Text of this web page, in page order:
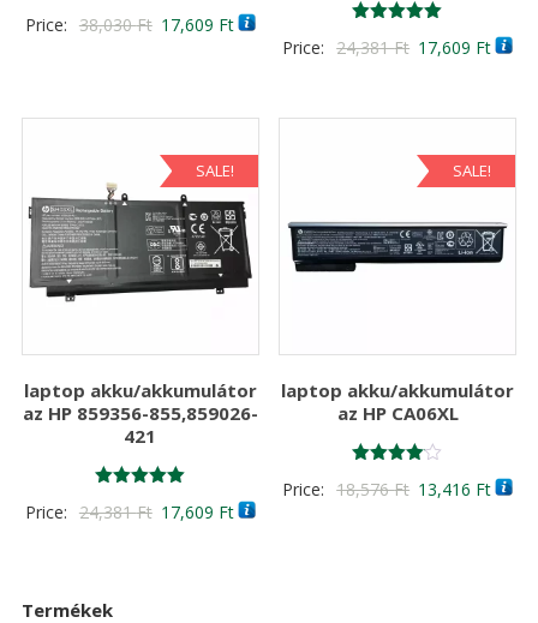
5.00
Price: 38,030Ft Original
38,030 Ft
17,609 FtCurrent
17,609 Ft
5.00
Price: 24,381Ft Original
17,609 Ft
SALE!
laptop akku/akkumulátor
az HP 859356-855,859026-
421
5.00
Price: 24,381Ft Original
17,609 FtCurrent
SALE!
laptop akku/akkumulátor
az HP CA06XL
4.00
Price: 18,576Ft Original
13,416 Ft
Termékek